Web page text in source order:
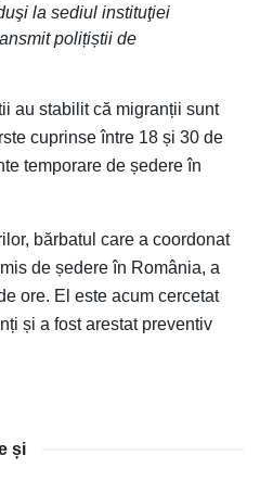
la sediul instituţiei
polițiștii de
au stabilit că migranții sunt
cuprinse între 18 și 30 de
temporare de ședere în
bărbatul care a coordonat
de ședere în România, a
ore. El este acum cercetat
și a fost arestat preventiv
și